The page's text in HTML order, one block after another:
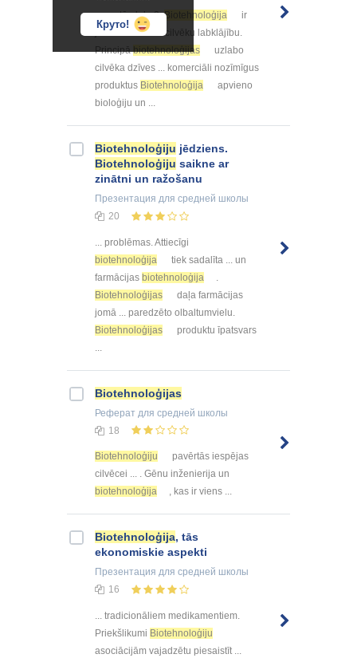
Круто!
... sastāvdaļu 2.Biotehnoloģija
ir
jebkuru dzīvo ... cilvēku labklājību.
Principābiotehnoloģijas
uzlabo
cilvēka dzīves ... komerciāli nozīmīgus
produktus Biotehnoloģija
apvieno
bioloģiju un ...
Biotehnoloģiju jēdziens.
Biotehnoloģiju saikne ar
zinātni un ražošanu
Презентация для средней школы
20
... problēmas. Attiecīgi
biotehnoloģija
tiek sadalīta ... un
farmācijas biotehnoloģija
Biotehnoloģijas
daļa farmācijas
jomā ... paredzēto olbaltumvielu.
Biotehnoloģijas
produktu īpatsvars
Biotehnoloģijas
Реферат для средней школы
18
Biotehnoloģiju
pavērtās iespējas
cilvēcei ... . Gēnu inženierija un
biotehnoloģija
, kas ir viens ...
Biotehnoloģija, tās
ekonomiskie aspekti
Презентация для средней школы
16
... tradicionāliem medikamentiem.
Priekšlikumi Biotehnoloģiju
asociācijām vajadzētu piesaistīt ...